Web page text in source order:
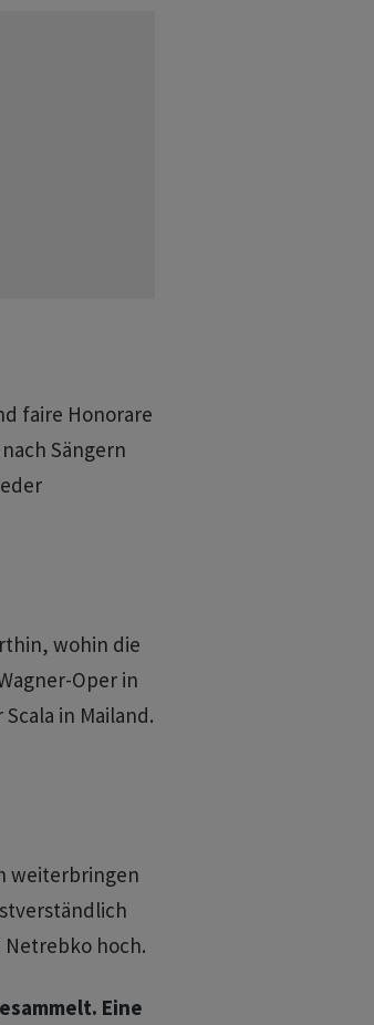
faire Honorare
Sängern
wohin die
Oper in
in Mailand.
weiterbringen
Netrebko hoch.
Eine